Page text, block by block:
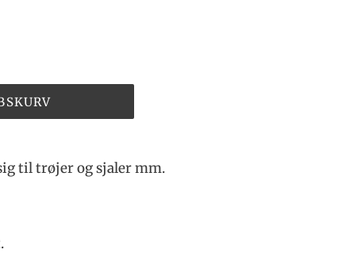
til trøjer og sjaler mm.